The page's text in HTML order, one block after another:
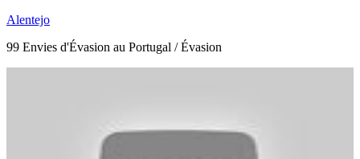
Alentejo
99 Envies d'Évasion au Portugal / Évasion